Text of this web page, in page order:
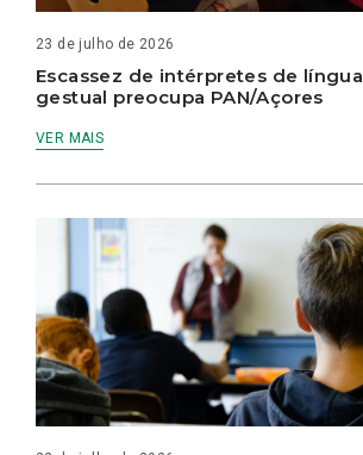
23 de julho de 2026
Escassez de intérpretes de língua
gestual preocupa PAN/Açores
VER MAIS